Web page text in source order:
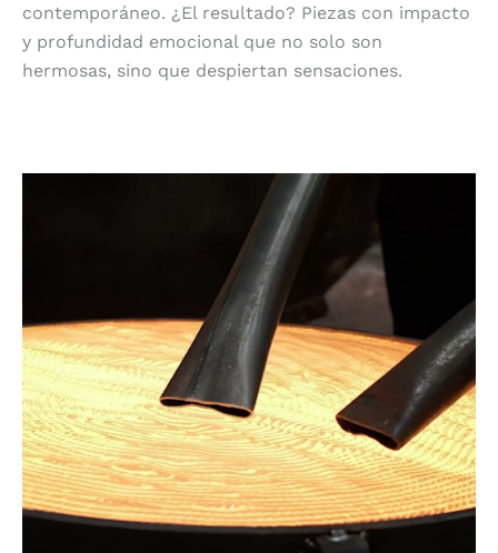
contemporáneo. ¿El resultado? Piezas con impacto
y profundidad emocional que no solo son
hermosas, sino que despiertan sensaciones.